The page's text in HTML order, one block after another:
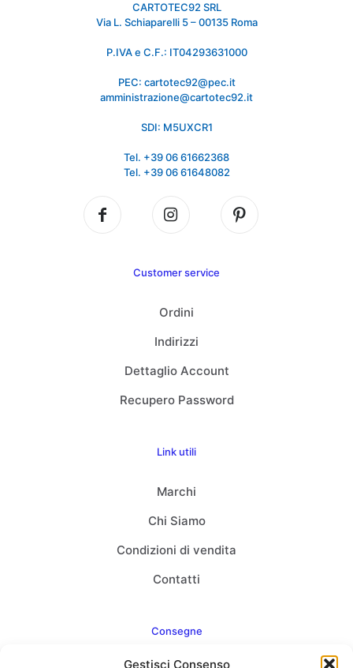
Gestisci Consenso
CARTOTEC92 SRL
Via L. Schiaparelli 5 – 00135 Roma
P.IVA e C.F.: IT04293631000
PEC: cartotec92@pec.it
amministrazione@cartotec92.it
SDI: M5UXCR1
Tel. +39 06 61662368
Tel. +39 06 61648082
Customer service
Ordini
Indirizzi
Dettaglio Account
Recupero Password
Link utili
Marchi
Chi Siamo
Condizioni di vendita
Contatti
Consegne